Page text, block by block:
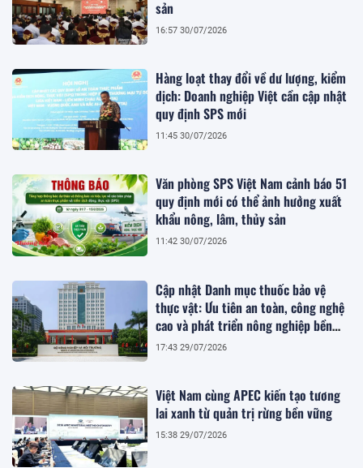
sản
16:57 30/07/2026
Hàng loạt thay đổi về dư lượng, kiểm
dịch: Doanh nghiệp Việt cần cập nhật
quy định SPS mới
11:45 30/07/2026
Văn phòng SPS Việt Nam cảnh báo 51
quy định mới có thể ảnh hưởng xuất
khẩu nông, lâm, thủy sản
11:42 30/07/2026
Cập nhật Danh mục thuốc bảo vệ
thực vật: Ưu tiên an toàn, công nghệ
cao và phát triển nông nghiệp bền
vững
17:43 29/07/2026
Việt Nam cùng APEC kiến tạo tương
lai xanh từ quản trị rừng bền vững
15:38 29/07/2026